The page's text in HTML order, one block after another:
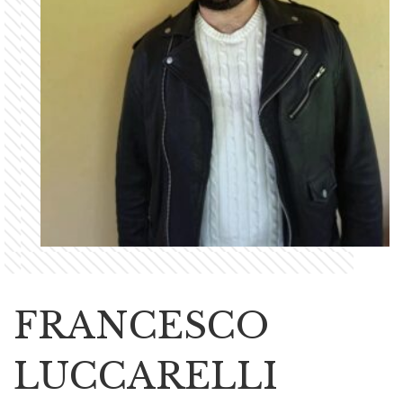
FRANCESCO
LUCCARELLI